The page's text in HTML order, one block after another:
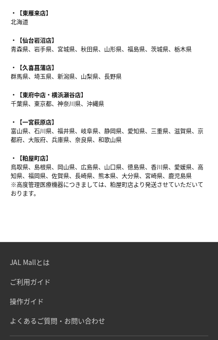
【東雁来店】
北海道
【仙台岩沼店】
青森県、岩手県、宮城県、秋田県、山形県、福島県、茨城県、栃木県
【久喜菖蒲店】
群馬県、埼玉県、新潟県、山梨県、長野県
【東府中店・横浜瀬谷店】
千葉県、東京都、神奈川県、沖縄県
【一宮萩原店】
富山県、石川県、福井県、岐阜県、静岡県、愛知県、三重県、滋賀県、京
都府、大阪府、兵庫県、奈良県、和歌山県
【粕屋町店】
鳥取県、島根県、岡山県、広島県、山口県、徳島県、香川県、愛媛県、高
知県、福岡県、佐賀県、長崎県、熊本県、大分県、宮崎県、鹿児島県
※高度管理医療機器につきましては、粕屋町店より発送させていただいて
おります。
JAL Mallとは
ご利用ガイド
操作ガイド
よくあるご質問・お問い合わせ